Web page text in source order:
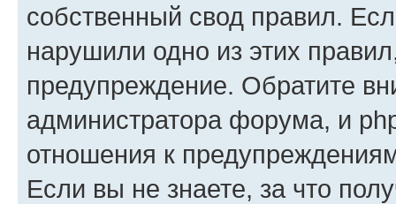
собственный свод правил.
нарушили одно из этих
предупреждение. Обратите
администратора форума, и
отношения к
Если вы не знаете, за что